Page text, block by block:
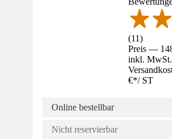
(11)
Preis —
inkl.
€*/ ST
Online bestellbar
Nicht reservierbar